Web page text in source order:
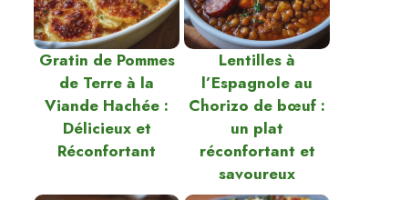
Gratin de Pommes
de Terre à la
Viande Hachée :
Délicieux et
Réconfortant
Lentilles à
l’Espagnole au
Chorizo de bœuf :
un plat
réconfortant et
savoureux